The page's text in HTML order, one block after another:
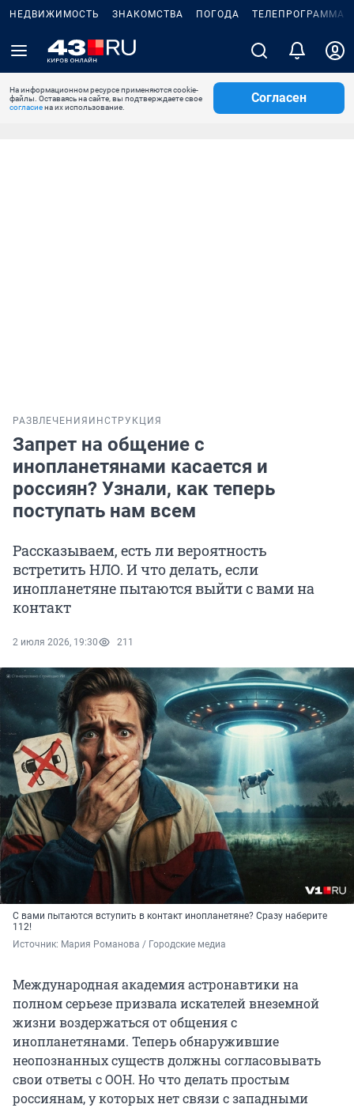
НЕДВИЖИМОСТЬ ЗНАКОМСТВА ПОГОДА ТЕЛЕПРОГРАММА
На информационном ресурсе применяются cookie-
файлы. Оставаясь на сайте, вы подтверждаете свое
согласиена их использование.
Согласен
РАЗВЛЕЧЕНИЯ ИНСТРУКЦИЯ
Запрет на общение с
инопланетянами касается и
россиян? Узнали, как теперь
поступать нам всем
Рассказываем, есть ли вероятность
встретить НЛО. И что делать, если
инопланетяне пытаются выйти с вами на
контакт
2 июля 2026, 19:30 211
С вами пытаются вступить в контакт инопланетяне? Сразу наберите
112!
Источник: Мария Романова / Городские медиа
Международная академия астронавтики на
полном серьезе призвала искателей внеземной
жизни воздержаться от общения с
инопланетянами. Теперь обнаружившие
неопознанных существ должны согласовывать
свои ответы с ООН. Но что делать простым
россиянам, у которых нет связи с западными